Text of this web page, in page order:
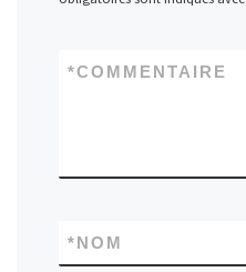
COMMENTAIRE
*
NOM
*